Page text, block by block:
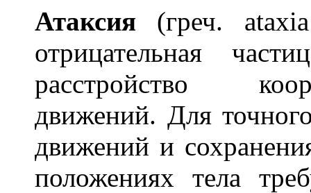
Атаксия (греч.
отрицательная
расстройство
движений. Для
движений и
положениях тела